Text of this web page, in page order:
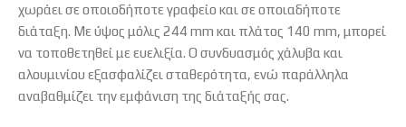
χωράει σε οποιοδήποτε γραφείο και σε οποιαδήποτε
διάταξη. Με ύψος μόλις 244 mm και πλάτος 140 mm, μπορεί
να τοποθετηθεί με ευελιξία. Ο συνδυασμός χάλυβα και
αλουμινίου εξασφαλίζει σταθερότητα, ενώ παράλληλα
αναβαθμίζει την εμφάνιση της διάταξής σας.